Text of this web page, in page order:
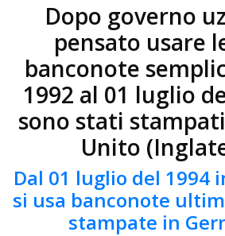
Dopo governo
pensato usare
banconote
1992 al 01 luglio
sono stati
Unito
Dal 01 luglio del 1994
si usa banconote
stampate in